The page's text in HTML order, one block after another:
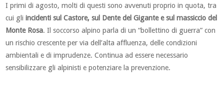
I primi di agosto, molti di questi sono avvenuti proprio in quota, tra
cui gliincidenti sul Castore, sul Dente del Gigante e sul massiccio del
Monte Rosa.Il soccorso alpino parla di un “bollettino di guerra” con
un rischio crescente per via dell’alta affluenza, delle condizioni
ambientali e di imprudenze. Continua ad essere necessario
sensibilizzare gli alpinisti e potenziare la prevenzione.